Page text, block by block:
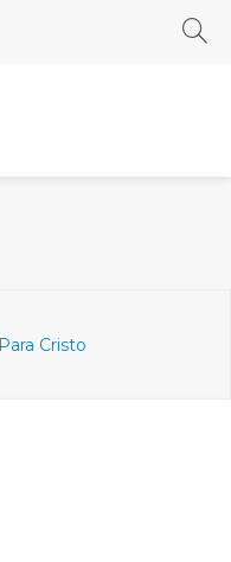
Cristo